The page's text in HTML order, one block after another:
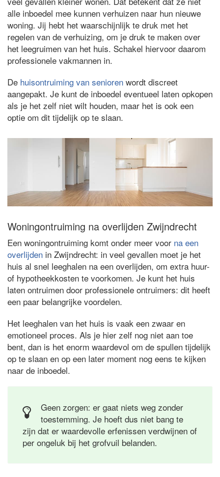
alle inboedel mee kunnen verhuizen naar hun nieuwe
woning. Jij hebt het waarschijnlijk te druk met het
regelen van de verhuizing, om je druk te maken over
het leegruimen van het huis. Schakel hiervoor daarom
professionele vakmannen in.
De huisontruiming van senioren wordt discreet
aangepakt. Je kunt de inboedel eventueel laten opkopen
als je het zelf niet wilt houden, maar het is ook een
optie om dit tijdelijk op te slaan.
Woningontruiming na overlijden Zwijndrecht
Een woningontruiming komt onder meer voor na een
overlijden in Zwijndrecht: in veel gevallen moet je het
huis al snel leeghalen na een overlijden, om extra huur-
of hypotheekkosten te voorkomen. Je kunt het huis
laten ontruimen door professionele ontruimers: dit heeft
een paar belangrijke voordelen.
Het leeghalen van het huis is vaak een zwaar en
emotioneel proces. Als je hier zelf nog niet aan toe
bent, dan is het enorm waardevol om de spullen tijdelijk
op te slaan en op een later moment nog eens te kijken
naar de inboedel.
Geen zorgen: er gaat niets weg zonder
toestemming. Je hoeft dus niet bang te
zijn dat er waardevolle erfenissen verdwijnen of
per ongeluk bij het grofvuil belanden.